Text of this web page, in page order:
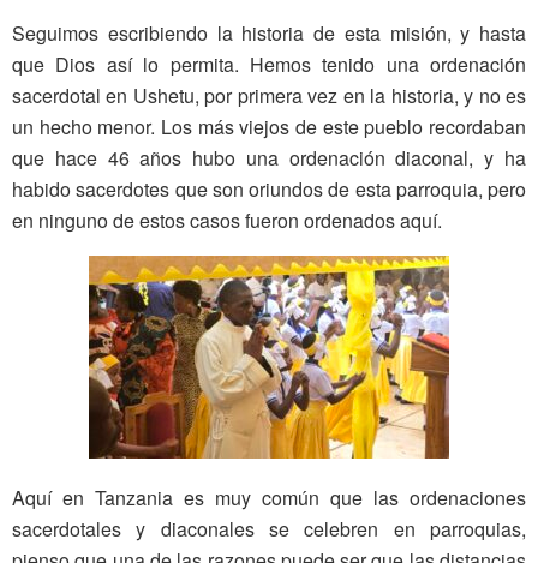
Seguimos escribiendo la historia de esta misión, y hasta
que Dios así lo permita. Hemos tenido una ordenación
sacerdotal en Ushetu, por primera vez en la historia, y no es
un hecho menor. Los más viejos de este pueblo recordaban
que hace 46 años hubo una ordenación diaconal, y ha
habido sacerdotes que son oriundos de esta parroquia, pero
en ninguno de estos casos fueron ordenados aquí.
Aquí en Tanzania es muy común que las ordenaciones
sacerdotales y diaconales se celebren en parroquias,